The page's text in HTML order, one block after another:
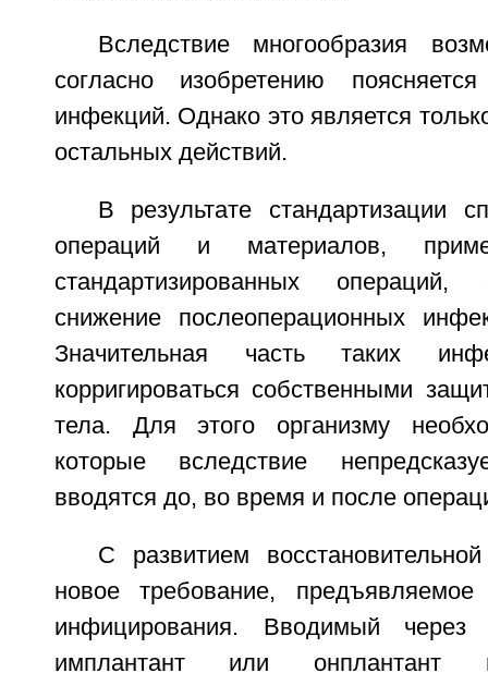
Вследствие многообразия
согласно изобретению
инфекций. Однако это является
остальных действий.
В результате стандартизации
операций и материалов,
стандартизированных
снижение послеоперационных
Значительная часть таких
корригироваться собственными
тела. Для этого организму
которые вследствие
вводятся до, во время и после
С развитием
новое требование,
инфицирования. Вводимый
имплантант или онплантант